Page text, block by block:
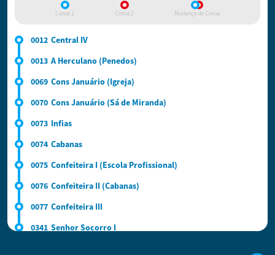
Coroa 1 Coroa 2 Mudança de Coroa
0012 Central IV
0013 A Herculano (Penedos)
0069 Cons Januário (Igreja)
0070 Cons Januário (Sá de Miranda)
0073 Infias
0074 Cabanas
0075 Confeiteira I (Escola Profissional)
0076 Confeiteira II (Cabanas)
0077 Confeiteira III
0341 Senhor Socorro I